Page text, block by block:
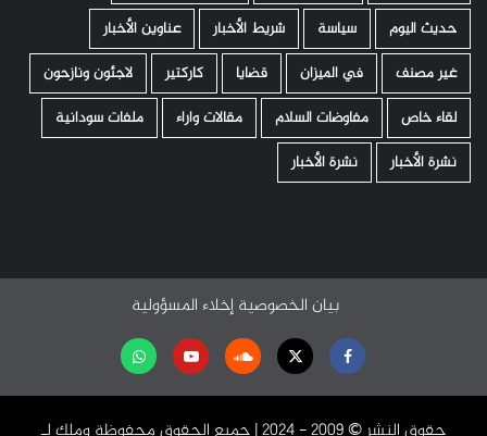
حديث اليوم
سياسة شريط الأخبار
عناوين الأخبار
غير مصنف
في الميزان قضايا كاركتير
لاجئون ونازحون
لقاء خاص
مفاوضات السلام مقالات واراء
ملفات سودانية
نشرة الأخبار
نشرة الأخبار
بيان الخصوصية إخلاء المسؤولية
Facebook
Twitter
Soundcloud
Youtubeتابعنا